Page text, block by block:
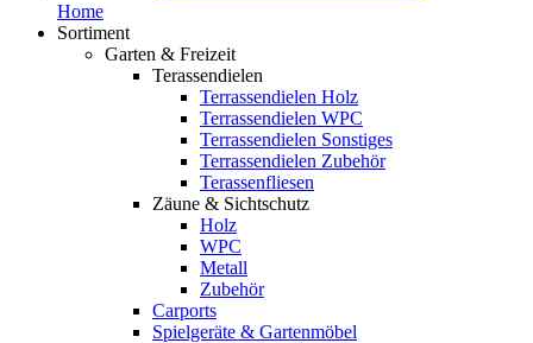
Home
Sortiment
Garten & Freizeit
Terassendielen
Terrassendielen Holz
Terrassendielen WPC
Terrassendielen Sonstiges
Terrassendielen Zubehör
Terassenfliesen
Zäune & Sichtschutz
Holz
WPC
Metall
Zubehör
Carports
Spielgeräte & Gartenmöbel